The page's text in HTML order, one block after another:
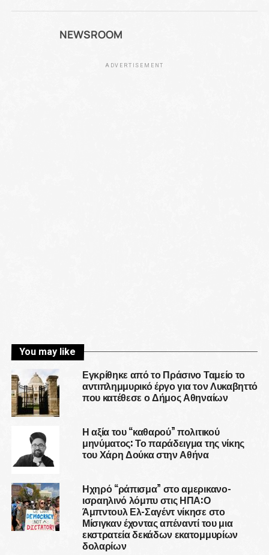
NEWSROOM
ADVERTISEMENT
You may like
Εγκρίθηκε από το Πράσινο Ταμείο το
αντιπλημμυρικό έργο για τον Λυκαβηττό
που κατέθεσε ο Δήμος Αθηναίων
Η αξία του “καθαρού” πολιτικού
μηνύματος: Το παράδειγμα της νίκης
του Χάρη Δούκα στην Αθήνα
Ηχηρό “ράπισμα” στο αμερικανο-
ισραηλινό λόμπυ στις ΗΠΑ:Ο
Άμπντουλ Ελ-Σαγέντ νίκησε στο
Μίσιγκαν έχοντας απέναντί του μια
εκστρατεία δεκάδων εκατομμυρίων
δολαρίων